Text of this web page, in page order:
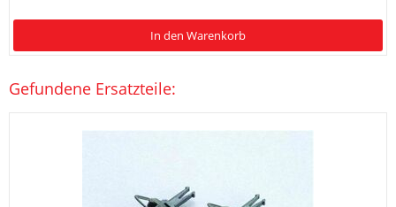
In den Warenkorb
Gefundene Ersatzteile: